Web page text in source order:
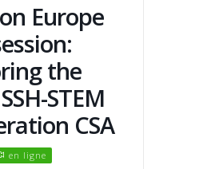
Europe
the
STEM
CSA
en ligne